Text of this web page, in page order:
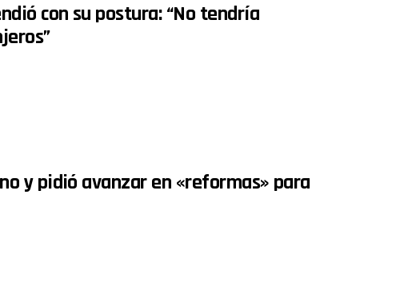
con su postura: “No tendría
y pidió avanzar en «reformas» para